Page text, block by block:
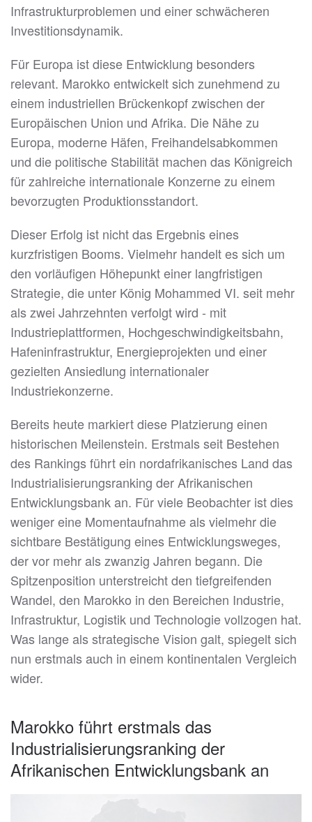
Infrastrukturproblemen und einer schwächeren
Investitionsdynamik.
Für Europa ist diese Entwicklung besonders
relevant. Marokko entwickelt sich zunehmend zu
einem industriellen Brückenkopf zwischen der
Europäischen Union und Afrika. Die Nähe zu
Europa, moderne Häfen, Freihandelsabkommen
und die politische Stabilität machen das Königreich
für zahlreiche internationale Konzerne zu einem
bevorzugten Produktionsstandort.
Dieser Erfolg ist nicht das Ergebnis eines
kurzfristigen Booms. Vielmehr handelt es sich um
den vorläufigen Höhepunkt einer langfristigen
Strategie, die unter König Mohammed VI. seit mehr
als zwei Jahrzehnten verfolgt wird - mit
Industrieplattformen, Hochgeschwindigkeitsbahn,
Hafeninfrastruktur, Energieprojekten und einer
gezielten Ansiedlung internationaler
Industriekonzerne.
Bereits heute markiert diese Platzierung einen
historischen Meilenstein. Erstmals seit Bestehen
des Rankings führt ein nordafrikanisches Land das
Industrialisierungsranking der Afrikanischen
Entwicklungsbank an. Für viele Beobachter ist dies
weniger eine Momentaufnahme als vielmehr die
sichtbare Bestätigung eines Entwicklungsweges,
der vor mehr als zwanzig Jahren begann. Die
Spitzenposition unterstreicht den tiefgreifenden
Wandel, den Marokko in den Bereichen Industrie,
Infrastruktur, Logistik und Technologie vollzogen hat.
Was lange als strategische Vision galt, spiegelt sich
nun erstmals auch in einem kontinentalen Vergleich
wider.
Marokko führt erstmals das
Industrialisierungsranking der
Afrikanischen Entwicklungsbank an